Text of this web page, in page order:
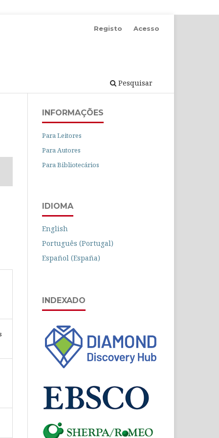
Pesquisar
Registo Acesso
INFORMAÇÕES
Para Leitores
Para Autores
Para Bibliotecários
IDIOMA
English
Português (Portugal)
Español (España)
INDEXADO